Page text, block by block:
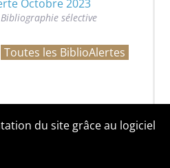
Octobre 2023
Bibliographie sélective
Toutes les BiblioAlertes
du site grâce au logiciel